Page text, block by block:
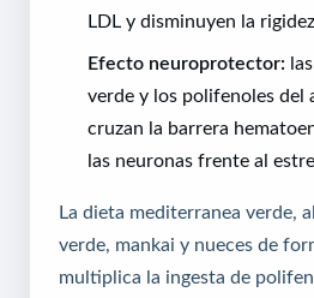
LDL y disminuyen la
Efecto neuroprotector:
verde y los polifenoles del
cruzan la barrera
las neuronas frente al
La dieta mediterranea verde,
verde, mankai y nueces de
multiplica la ingesta de